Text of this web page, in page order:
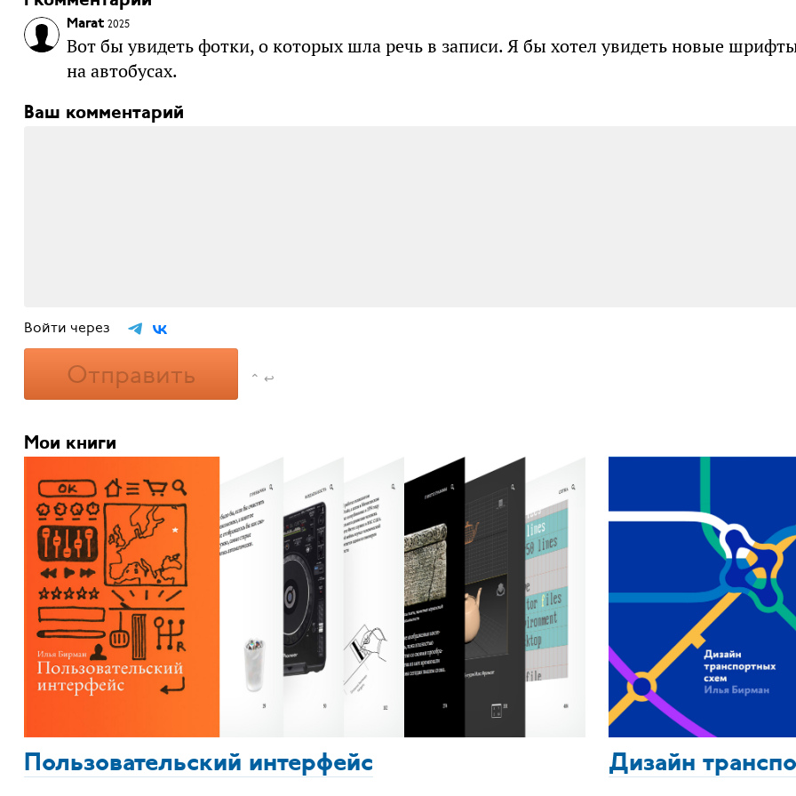
Marat 2025
Вот бы увидеть фотки, о которых шла речь в записи. Я бы хотел увидеть новые
на автобусах.
Ваш комментарий
Войти через
Отправить ⌃ ↩
Мои книги
Пользовательский интерфейс Дизайн